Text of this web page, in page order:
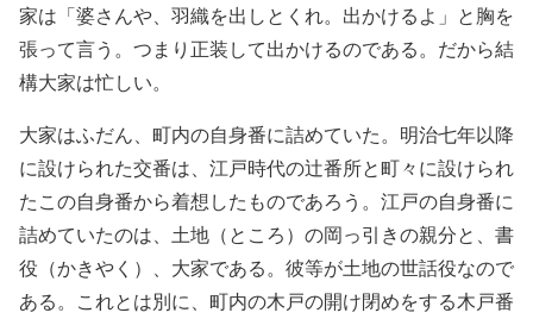
家は「婆さんや、羽織を出しとくれ。出かけるよ」と胸を
張って言う。つまり正装して出かけるのである。だから結
構大家は忙しい。
大家はふだん、町内の自身番に詰めていた。明治七年以降
に設けられた交番は、江戸時代の辻番所と町々に設けられ
たこの自身番から着想したものであろう。江戸の自身番に
詰めていたのは、土地（ところ）の岡っ引きの親分と、書
役（かきやく）、大家である。彼等が土地の世話役なので
ある。これとは別に、町内の木戸の開け閉めをする木戸番